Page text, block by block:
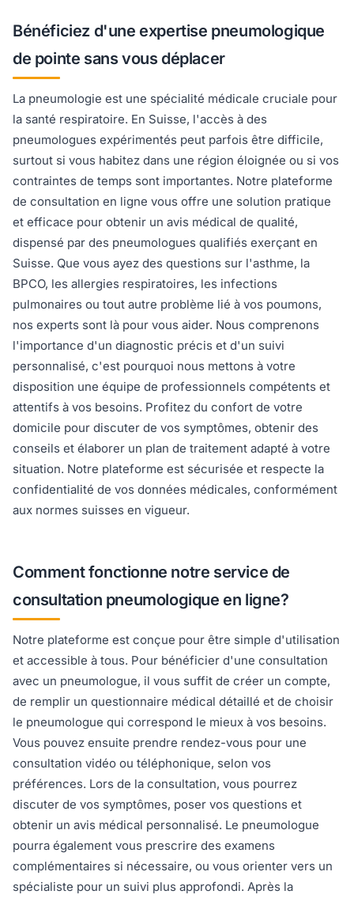
Bénéficiez d'une expertise pneumologique
de pointe sans vous déplacer
La pneumologie est une spécialité médicale cruciale pour
la santé respiratoire. En Suisse, l'accès à des
pneumologues expérimentés peut parfois être difficile,
surtout si vous habitez dans une région éloignée ou si vos
contraintes de temps sont importantes. Notre plateforme
de consultation en ligne vous offre une solution pratique
et efficace pour obtenir un avis médical de qualité,
dispensé par des pneumologues qualifiés exerçant en
Suisse. Que vous ayez des questions sur l'asthme, la
BPCO, les allergies respiratoires, les infections
pulmonaires ou tout autre problème lié à vos poumons,
nos experts sont là pour vous aider. Nous comprenons
l'importance d'un diagnostic précis et d'un suivi
personnalisé, c'est pourquoi nous mettons à votre
disposition une équipe de professionnels compétents et
attentifs à vos besoins. Profitez du confort de votre
domicile pour discuter de vos symptômes, obtenir des
conseils et élaborer un plan de traitement adapté à votre
situation. Notre plateforme est sécurisée et respecte la
confidentialité de vos données médicales, conformément
aux normes suisses en vigueur.
Comment fonctionne notre service de
consultation pneumologique en ligne?
Notre plateforme est conçue pour être simple d'utilisation
et accessible à tous. Pour bénéficier d'une consultation
avec un pneumologue, il vous suffit de créer un compte,
de remplir un questionnaire médical détaillé et de choisir
le pneumologue qui correspond le mieux à vos besoins.
Vous pouvez ensuite prendre rendez-vous pour une
consultation vidéo ou téléphonique, selon vos
préférences. Lors de la consultation, vous pourrez
discuter de vos symptômes, poser vos questions et
obtenir un avis médical personnalisé. Le pneumologue
pourra également vous prescrire des examens
complémentaires si nécessaire, ou vous orienter vers un
spécialiste pour un suivi plus approfondi. Après la